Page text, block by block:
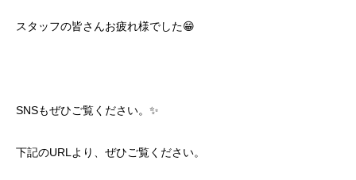
スタッフの皆さんお疲れ様でした😁
SNSもぜひご覧ください。✨
下記のURLより、ぜひご覧ください。